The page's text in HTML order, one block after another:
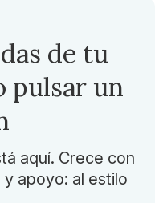
de tu
pulsar un
aquí. Crece con
apoyo: al estilo